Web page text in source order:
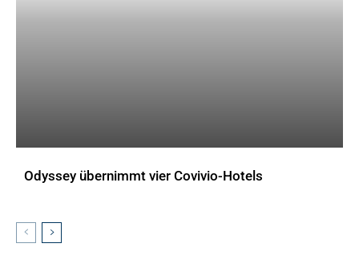
Odyssey übernimmt vier Covivio-Hotels